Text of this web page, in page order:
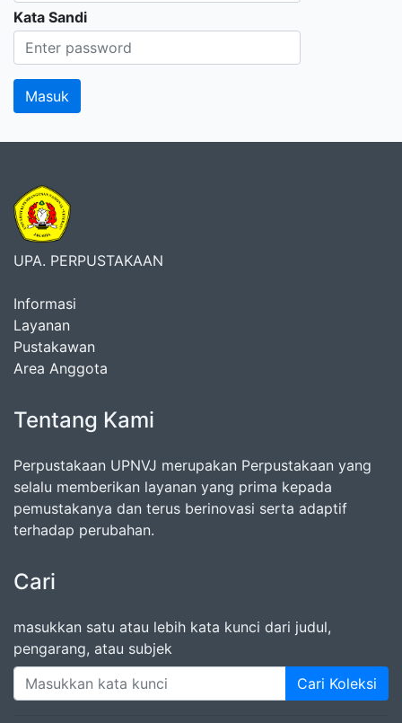
Kata Sandi
UPA. PERPUSTAKAAN
Informasi
Layanan
Pustakawan
Area Anggota
Tentang Kami
Perpustakaan UPNVJ merupakan Perpustakaan yang
selalu memberikan layanan yang prima kepada
pemustakanya dan terus berinovasi serta adaptif
terhadap perubahan.
Cari
masukkan satu atau lebih kata kunci dari judul,
pengarang, atau subjek
Cari Koleksi